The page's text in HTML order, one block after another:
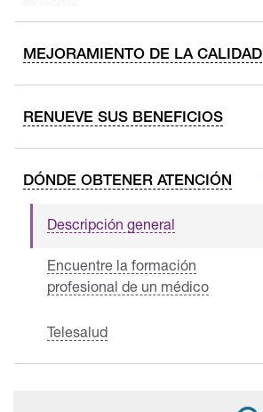
MEJORAMIENTO DE LA CALIDAD
RENUEVE SUS BENEFICIOS
DÓNDE OBTENER ATENCIÓN
Descripción general
Encuentre la formación
profesional de un médico
Telesalud